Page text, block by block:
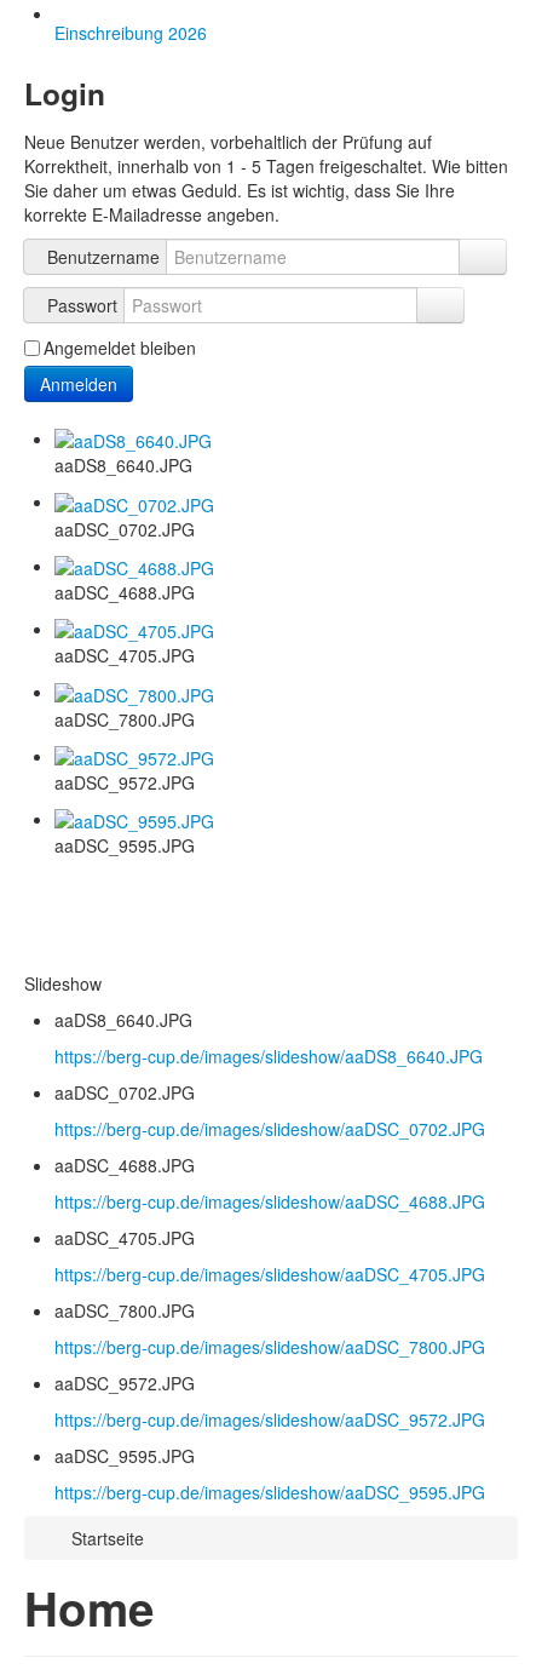
Einschreibung 2026
Login
Neue Benutzer werden, vorbehaltlich der Prüfung auf
Korrektheit, innerhalb von 1 - 5 Tagen freigeschaltet. Wie bitten
Sie daher um etwas Geduld. Es ist wichtig, dass Sie Ihre
korrekte E-Mailadresse angeben.
Benutzername
Passwort
Angemeldet bleiben
Anmelden
aaDS8_6640.JPG
aaDSC_0702.JPG
aaDSC_4688.JPG
aaDSC_4705.JPG
aaDSC_7800.JPG
aaDSC_9572.JPG
aaDSC_9595.JPG
Slideshow
aaDS8_6640.JPG
https://berg-cup.de/images/slideshow/aaDS8_6640.JPG
aaDSC_0702.JPG
https://berg-cup.de/images/slideshow/aaDSC_0702.JPG
aaDSC_4688.JPG
https://berg-cup.de/images/slideshow/aaDSC_4688.JPG
aaDSC_4705.JPG
https://berg-cup.de/images/slideshow/aaDSC_4705.JPG
aaDSC_7800.JPG
https://berg-cup.de/images/slideshow/aaDSC_7800.JPG
aaDSC_9572.JPG
https://berg-cup.de/images/slideshow/aaDSC_9572.JPG
aaDSC_9595.JPG
https://berg-cup.de/images/slideshow/aaDSC_9595.JPG
Startseite
Home